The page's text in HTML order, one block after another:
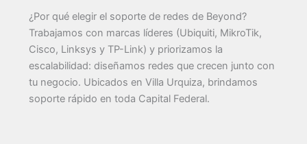
¿Por qué elegir el soporte de redes de Beyond?
Trabajamos con marcas líderes (Ubiquiti, MikroTik,
Cisco, Linksys y TP-Link) y priorizamos la
escalabilidad: diseñamos redes que crecen junto con
tu negocio. Ubicados en Villa Urquiza, brindamos
soporte rápido en toda Capital Federal.